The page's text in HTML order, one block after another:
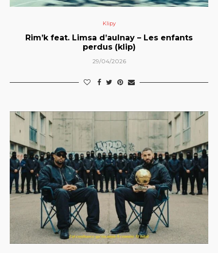
Klipy
Rim’k feat. Limsa d’aulnay – Les enfants
perdus (klip)
29/04/2026